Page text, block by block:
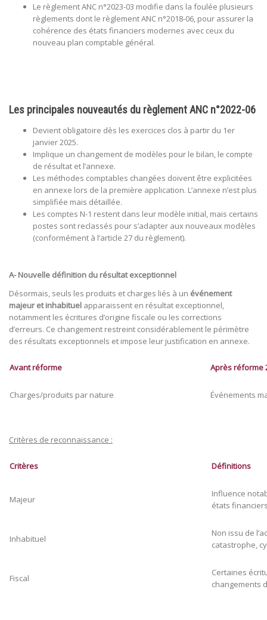
Le règlement ANC n°2023-03 modifie dans la foulée plusieurs
règlements dont le règlement ANC n°2018-06, pour assurer la
cohérence des états financiers modernes avec ceux du
nouveau plan comptable général.​
Les principales nouveautés du règlement ANC n°2022-06
Devient obligatoire dès les exercices clos à partir du 1er
janvier 2025.​
Implique un changement de modèles pour le bilan, le compte
de résultat et l’annexe.​
Les méthodes comptables changées doivent être explicitées
en annexe lors de la première application. L’annexe n’est plus
simplifiée mais détaillée.​
Les comptes N-1 restent dans leur modèle initial, mais certains
postes sont reclassés pour s’adapter aux nouveaux modèles
(conformément à l’article 27 du règlement).​
A- Nouvelle définition du résultat exceptionnel
Désormais, seuls les produits et charges liés à un événement
majeur et inhabituel apparaissent en résultat exceptionnel,
notamment les écritures d’origine fiscale ou les corrections
d’erreurs. Ce changement restreint considérablement le périmètre
des résultats exceptionnels et impose leur justification en annexe.
Avant réforme Après réforme
Charges/produits par nature Événements
Critères de reconnaissance :
Critères Définitions
Majeur
Influence
états
Inhabituel
Non issu de
catastrophe,
Fiscal
Certaines
changements